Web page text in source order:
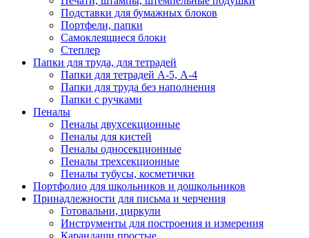
Подставки для бумажных блоков
Портфели, папки
Самоклеящиеся блоки
Степлер
Папки для труда, для тетрадей
Папки для тетрадей А-5, А-4
Папки для труда без наполнения
Папки с ручками
Пеналы
Пеналы двухсекционные
Пеналы для кистей
Пеналы односекционные
Пеналы трехсекционные
Пеналы тубусы, косметички
Портфолио для школьников и дошкольников
Принадлежности для письма и черчения
Готовальни, циркули
Инструменты для построения и измерения
Карандаши простые